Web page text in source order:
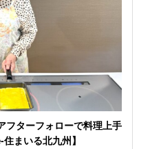
フターフォローで料理上手
まいる北九州】